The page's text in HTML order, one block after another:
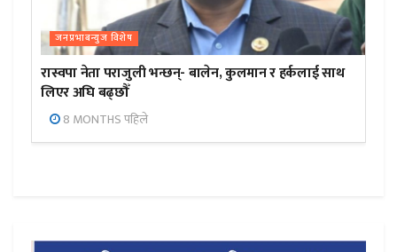
जनप्रभाबन्युज विशेष
रास्वपा नेता पराजुली भन्छन्- बालेन, कुलमान र हर्कलाई साथ
लिएर अघि बढ्छौँ
8 MONTHS पहिले